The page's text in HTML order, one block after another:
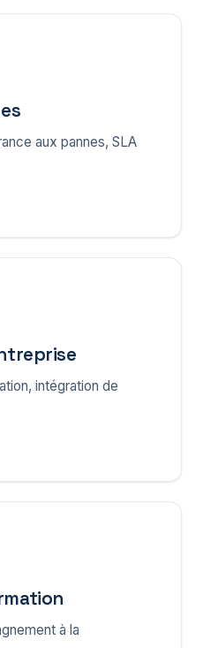
aux pannes, SLA
intégration de
à la